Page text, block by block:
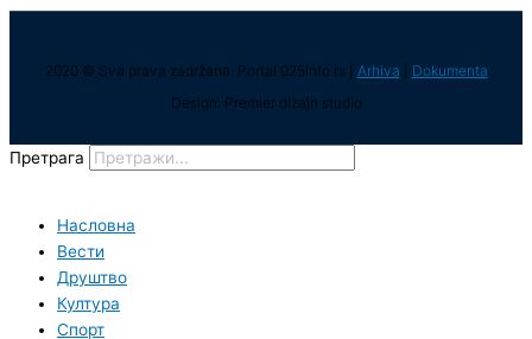
2020 © Sva prava zadržana. Portal 025info.rs | Arhiva
Dokumenta
Design: Premier dizajn studio
Претрага
Насловна
Вести
Друштво
Култура
Спорт